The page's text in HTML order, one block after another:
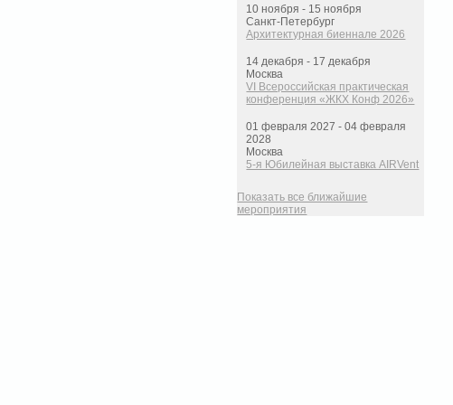
10 ноября - 15 ноября
Санкт-Петербург
Архитектурная биеннале 2026
14 декабря - 17 декабря
Москва
VI Всероссийская практическая
конференция «ЖКХ Конф 2026»
01 февраля 2027 - 04 февраля
2028
Москва
5-я Юбилейная выставка AIRVent
Показать все ближайшие
мероприятия